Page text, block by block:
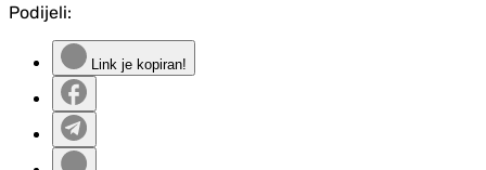
Podijeli:
Link je kopiran!